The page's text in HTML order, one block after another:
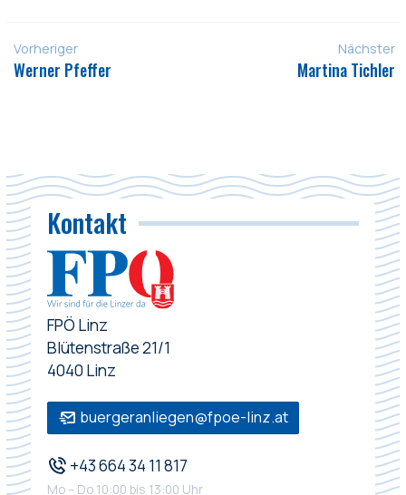
Vorheriger
Werner Pfeffer
Nächster
Martina Tichler
Kontakt
FPÖ Linz
Blütenstraße 21/1
4040 Linz
buergeranliegen@fpoe-linz.at
+43 664 34 11 817
Mo – Do 10:00 bis 13:00 Uhr